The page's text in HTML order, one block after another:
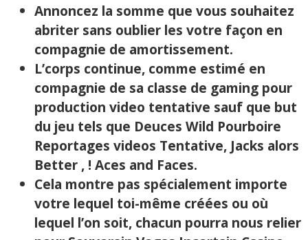
Annoncez la somme que vous souhaitez
abriter sans oublier les votre façon en
compagnie de amortissement.
L’corps continue, comme estimé en
compagnie de sa classe de gaming pour
production video tentative sauf que but
du jeu tels que Deuces Wild Pourboire
Reportages videos Tentative, Jacks alors
Better , ! Aces and Faces.
Cela montre pas spécialement importe
votre lequel toi-même créées ou où
lequel l’on soit, chacun pourra nous relier